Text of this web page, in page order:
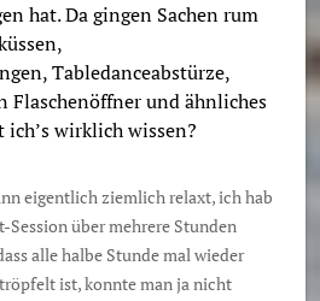
hat. Da gingen Sachen rum
Tabledanceabstürze,
Flaschenöffner und ähnliches
ich’s wirklich wissen?
eigentlich ziemlich relaxt, ich hab
über mehrere Stunden
alle halbe Stunde mal wieder
ist, konnte man ja nicht